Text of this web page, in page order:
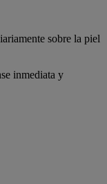
sobre la piel
inmediata y